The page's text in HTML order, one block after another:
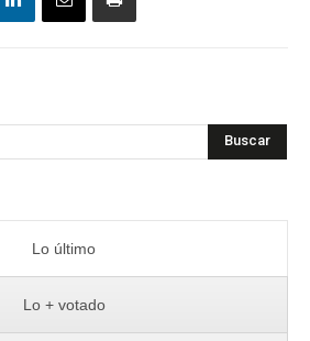
Buscar
Lo último
Lo + votado